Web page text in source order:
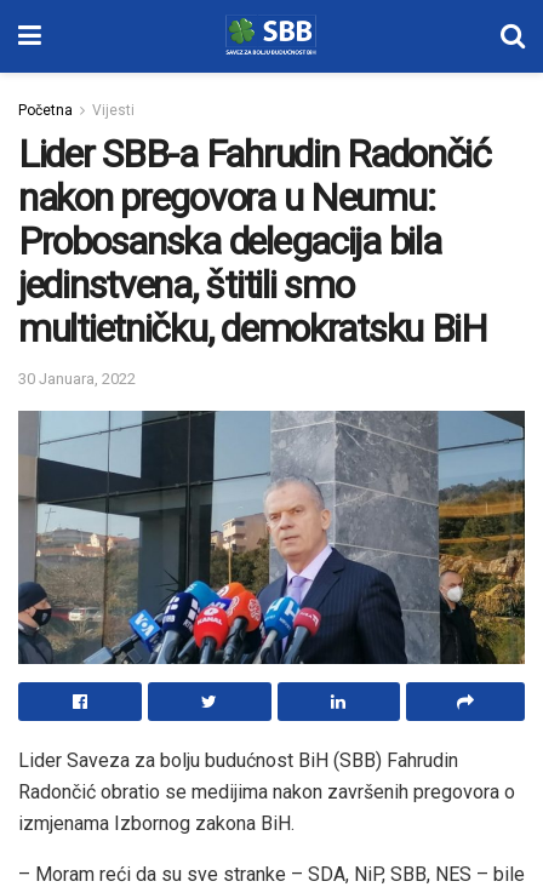
Početna Vijesti
Lider SBB-a Fahrudin Radončić
nakon pregovora u Neumu:
Probosanska delegacija bila
jedinstvena, štitili smo
multietničku, demokratsku BiH
30 Januara, 2022
Lider Saveza za bolju budućnost BiH (SBB) Fahrudin
Radončić obratio se medijima nakon završenih pregovora o
izmjenama Izbornog zakona BiH.
– Moram reći da su sve stranke – SDA, NiP, SBB, NES – bile